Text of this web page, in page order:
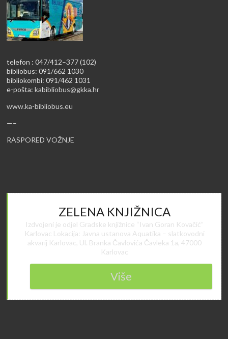
telefon : 047/412–377 (102)
bibliobus: 091/662 1030
bibliokombi: 091/462 1031
e-pošta:kabibliobus@gkka.hr
www.ka-bibliobus.eu
—–
RASPORED VOŽNJE
ZELENA KNJIŽNICA
Izdvojeni je odjel Gradske knjižnice “Ivan Goran Kovačić”
Karlovac Lokacija: Javna ustanova Aquatika – slatkovodni
akvarij Karlovac, Ul. Branka Čavlovića Čavleka 1a, 47000
Karlovac
Više